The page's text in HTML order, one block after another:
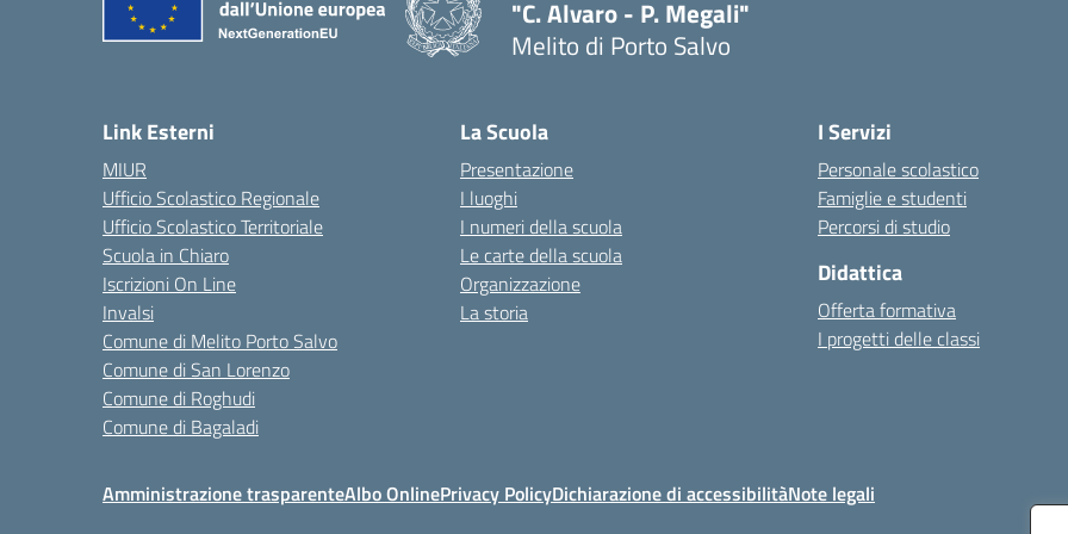
"C. Alvaro - P. Megali"
Melito di Porto Salvo
Link Esterni
MIUR
Ufficio Scolastico Regionale
Ufficio Scolastico Territoriale
Scuola in Chiaro
Iscrizioni On Line
Invalsi
Comune di Melito Porto Salvo
Comune di San Lorenzo
Comune di Roghudi
Comune di Bagaladi
La Scuola
Presentazione
I luoghi
I numeri della scuola
Le carte della scuola
Organizzazione
La storia
I Servizi
Personale scolastico
Famiglie e studenti
Percorsi di studio
Didattica
Offerta formativa
I progetti delle classi
Amministrazione trasparenteAlbo OnlinePrivacy PolicyDichiarazione di accessibilitàNote legali